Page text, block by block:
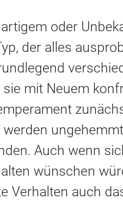
oder
der alles
mit Neuem
Auch wenn
wünschen
Verhalten auch